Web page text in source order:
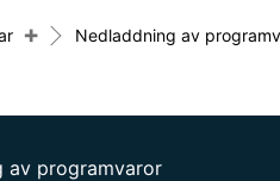
+ Nedladdning av
av programvaror